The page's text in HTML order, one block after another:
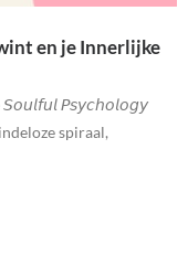
en je Innerlijke
𝘗𝘴𝘺𝘤𝘩𝘰𝘭𝘰𝘨𝘺
spiraal,